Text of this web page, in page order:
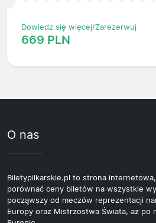
Dowiedz się więcej/Zarezerwuj
669 PLN
O nas
Biletypilkarskie.pl to strona
porównać ceny biletów na wszystkie
począwszy od meczów reprezentacji
Europy oraz Mistrzostwa Świata, aż po